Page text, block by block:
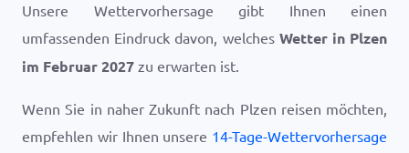
Unsere Wettervorhersage gibt Ihnen einen
umfassenden Eindruck davon, welches Wetter in Plzen
im Februar 2027 zu erwarten ist.
Wenn Sie in naher Zukunft nach Plzen reisen möchten,
empfehlen wir Ihnen unsere 14-Tage-Wettervorhersage